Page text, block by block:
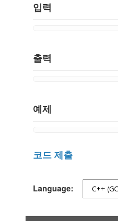
입력
출력
예제
코드 제출
Language: